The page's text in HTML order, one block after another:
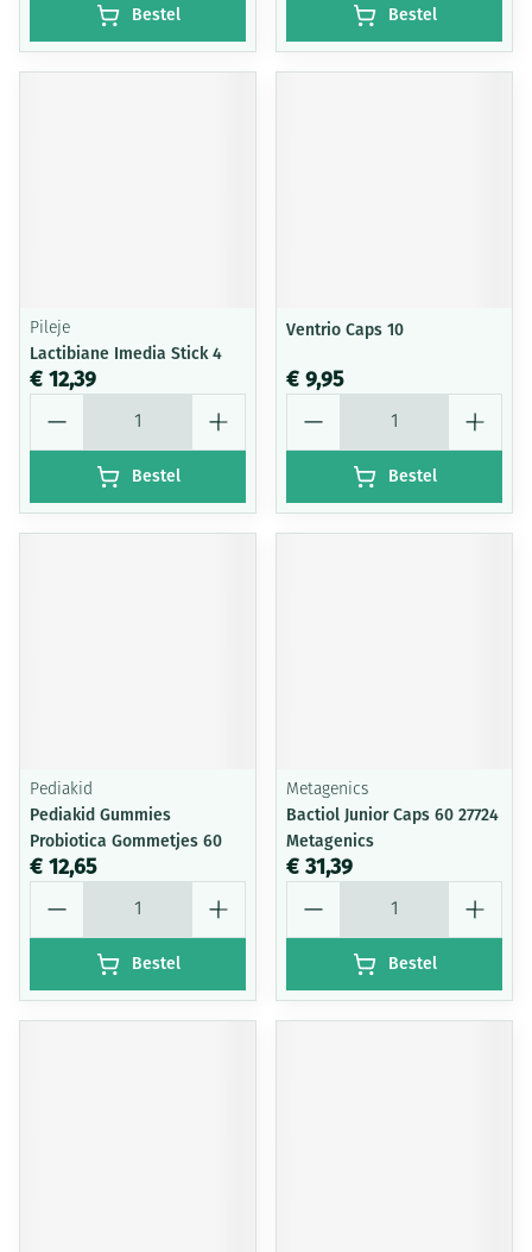
Bestel Bestel
Pileje
Lactibiane Imedia Stick 4
€ 12,39
Bestel
Ventrio Caps 10
€ 9,95
Bestel
Pediakid
Pediakid Gummies
Probiotica Gommetjes 60
€ 12,65
Bestel
Metagenics
Bactiol Junior Caps 60 27724
Metagenics
€ 31,39
Bestel